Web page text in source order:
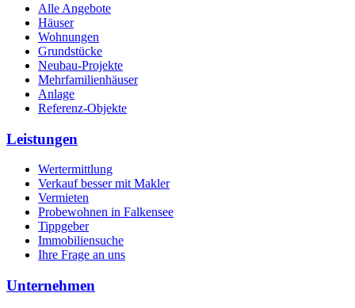
Alle Angebote
Häuser
Wohnungen
Grundstücke
Neubau-Projekte
Mehrfamilienhäuser
Anlage
Referenz-Objekte
Leistungen
Wertermittlung
Verkauf besser mit Makler
Vermieten
Probewohnen in Falkensee
Tippgeber
Immobiliensuche
Ihre Frage an uns
Unternehmen